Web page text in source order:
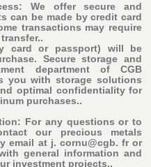
We offer secure and
can be made by credit card
transactions may require
card or passport) will be
. Secure storage and
department of CGB
you with storage solutions
optimal confidentiality for
purchases..
For any questions or to
our precious metals
email at j. cornu@cgb. fr or
general information and
investment projects..